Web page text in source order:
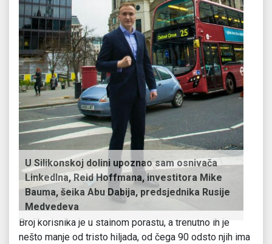
U Silikonskoj dolini upoznao sam osnivača
LinkedIna, Reid Hoffmana, investitora Mike
Bauma, šeika Abu Dabija, predsjednika Rusije
Medvedeva
Broj korisnika je u stalnom porastu, a trenutno ih je
nešto manje od tristo hiljada, od čega 90 odsto njih ima